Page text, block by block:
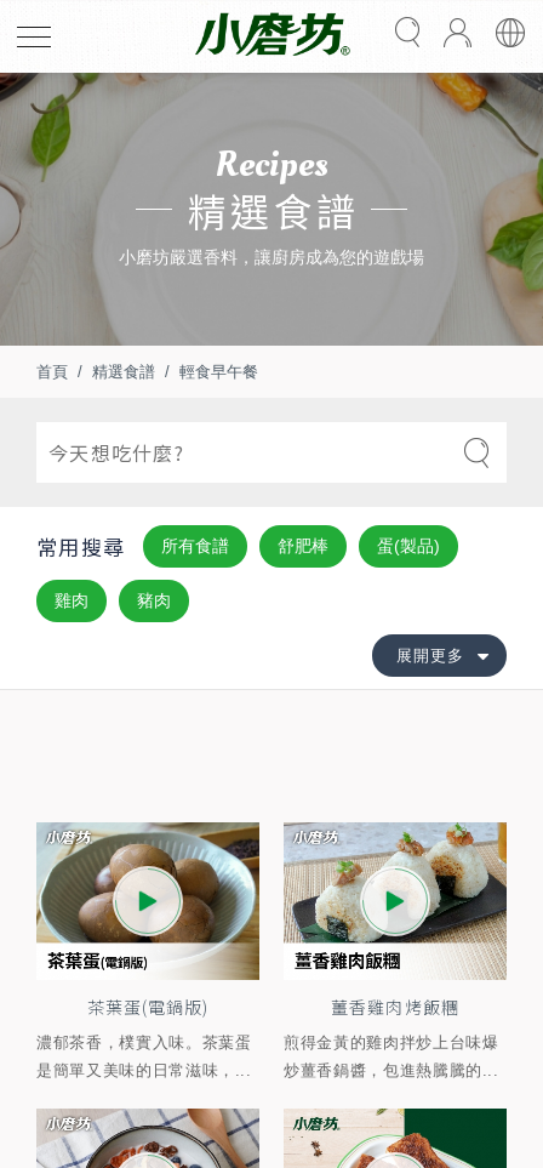
Recipes
精選食譜
小磨坊嚴選香料，讓廚房成為您的遊戲場
首頁 精選食譜 輕食早午餐
常用搜尋 所有食譜 舒肥棒 蛋(製品)
雞肉 豬肉
展開更多
茶葉蛋(電鍋版)
濃郁茶香，樸實入味。茶葉蛋
是簡單又美味的日常滋味，...
薑香雞肉烤飯糰
煎得金黃的雞肉拌炒上台味爆
炒薑香鍋醬，包進熱騰騰的...